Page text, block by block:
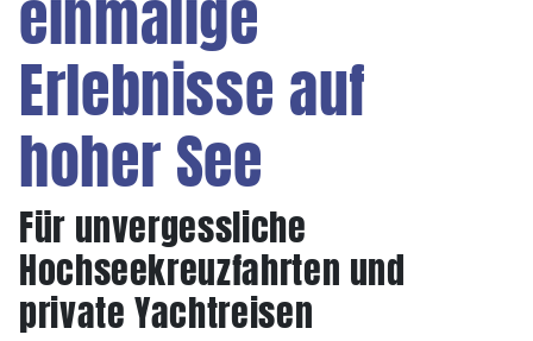
einmalige
Erlebnisse auf
hoher See
Für unvergessliche
Hochseekreuzfahrten und
private Yachtreisen